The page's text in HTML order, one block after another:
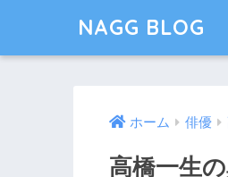
NAGG BLOG
ホーム 俳優
高橋一生